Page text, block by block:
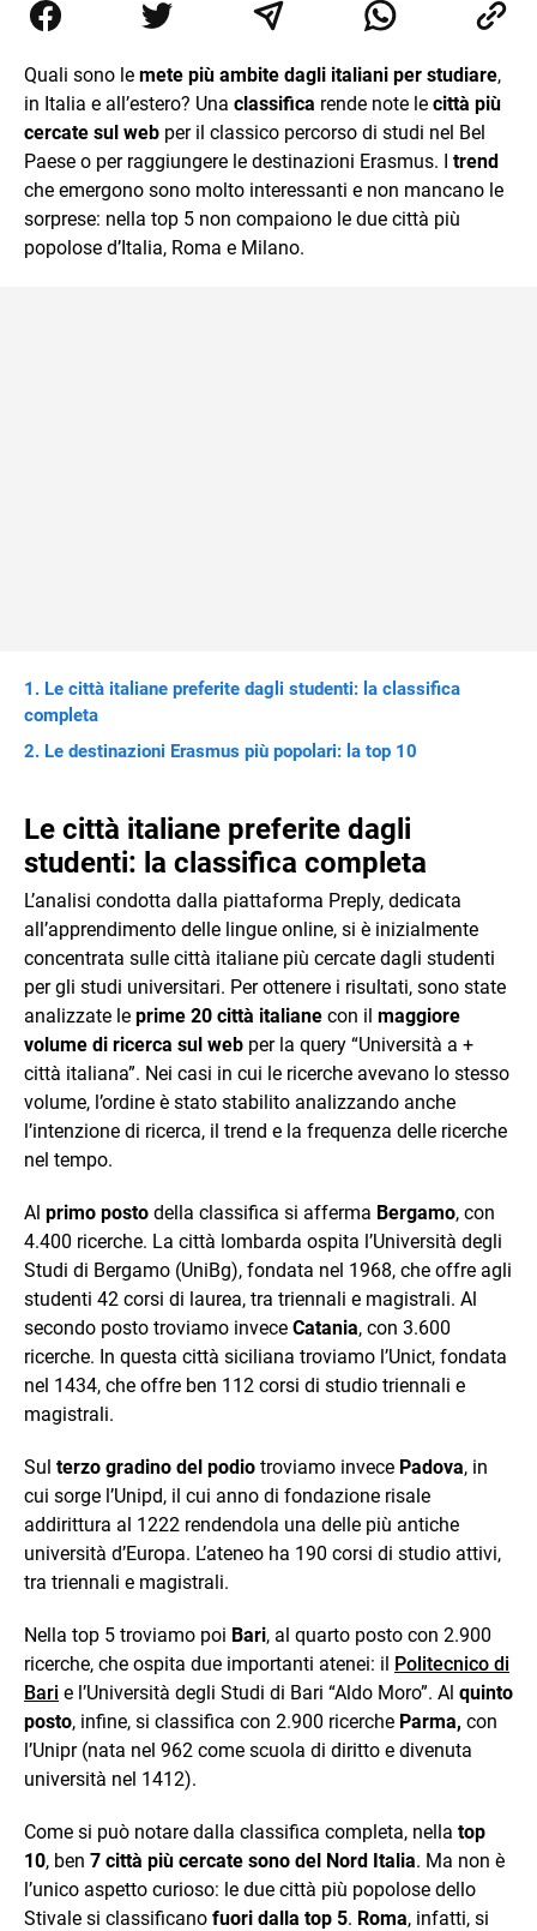
le diverse sfumature dell'informazione e quelle storie di
vita che parlano di luoghi, viaggi unici, cultura e lifestyle,
Quali sono le mete più ambite dagli italiani per studiare,
in Italia e all’estero? Una classifica rende note le città più
cercate sul web per il classico percorso di studi nel Bel
Paese o per raggiungere le destinazioni Erasmus. I trend
che emergono sono molto interessanti e non mancano le
sorprese: nella top 5 non compaiono le due città più
popolose d’Italia, Roma e Milano.
Le città italiane preferite dagli studenti: la classifica
completa
Le destinazioni Erasmus più popolari: la top 10
Le città italiane preferite dagli
studenti: la classifica completa
L’analisi condotta dalla piattaforma Preply, dedicata
all’apprendimento delle lingue online, si è inizialmente
concentrata sulle città italiane più cercate dagli studenti
per gli studi universitari. Per ottenere i risultati, sono state
analizzate le prime 20 città italiane con il maggiore
volume di ricerca sul web per la query “Università a +
città italiana”. Nei casi in cui le ricerche avevano lo stesso
volume, l’ordine è stato stabilito analizzando anche
l’intenzione di ricerca, il trend e la frequenza delle ricerche
nel tempo.
Al primo posto della classifica si afferma Bergamo, con
4.400 ricerche. La città lombarda ospita l’Università degli
Studi di Bergamo (UniBg), fondata nel 1968, che offre agli
studenti 42 corsi di laurea, tra triennali e magistrali. Al
secondo posto troviamo invece Catania, con 3.600
ricerche. In questa città siciliana troviamo l’Unict, fondata
nel 1434, che offre ben 112 corsi di studio triennali e
magistrali.
Sul terzo gradino del podio troviamo invece Padova, in
cui sorge l’Unipd, il cui anno di fondazione risale
addirittura al 1222 rendendola una delle più antiche
università d’Europa. L’ateneo ha 190 corsi di studio attivi,
tra triennali e magistrali.
Nella top 5 troviamo poi Bari, al quarto posto con 2.900
ricerche, che ospita due importanti atenei: il Politecnico di
Bari e l’Università degli Studi di Bari “Aldo Moro”. Al quinto
posto, infine, si classifica con 2.900 ricerche Parma, con
l’Unipr (nata nel 962 come scuola di diritto e divenuta
università nel 1412).
Come si può notare dalla classifica completa, nella top
10, ben 7 città più cercate sono del Nord Italia. Ma non è
l’unico aspetto curioso: le due città più popolose dello
Stivale si classificano fuori dalla top 5. Roma, infatti, si